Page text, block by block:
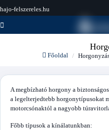
hajo-felszereles.hu
Főoldal
A megbízható horgony a
a legelterjedtebb horgonytípusokat
motorcsónaktól a nagyobb
Főbb típusok a kínálatunkban: